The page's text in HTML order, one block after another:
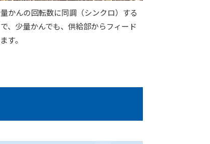
かんの回転数に同調（シンクロ）する
、少量かんでも、供給部からフィード
す。